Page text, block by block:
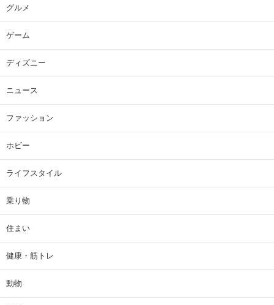
グルメ
ゲーム
ディズニー
ニュース
ファッション
ホビー
ライフスタイル
乗り物
住まい
健康・筋トレ
動物